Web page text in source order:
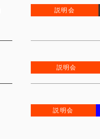
説明会
説明会
説明会